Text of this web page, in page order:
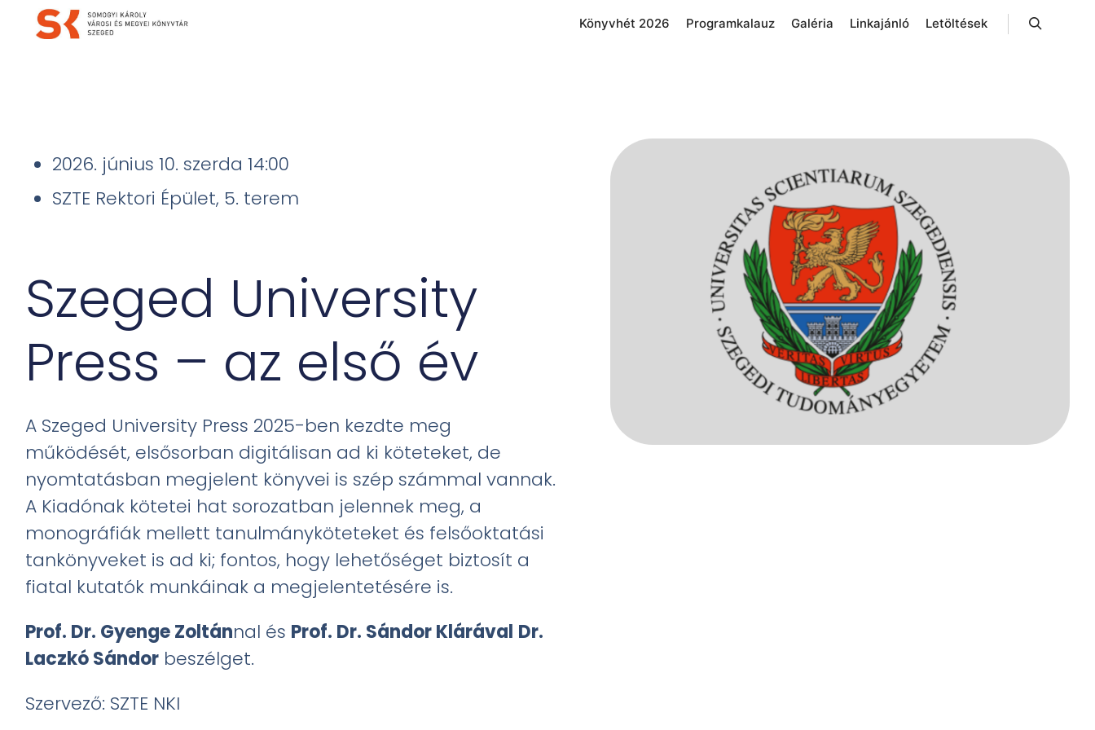
Könyvhét 2026 Programkalauz Galéria Linkajánló Letöltések
2026. június 10. szerda 14:00
SZTE Rektori Épület, 5. terem
Szeged University
Press – az első év
A Szeged University Press 2025-ben kezdte meg
működését, elsősorban digitálisan ad ki köteteket, de
nyomtatásban megjelent könyvei is szép számmal vannak.
A Kiadónak kötetei hat sorozatban jelennek meg, a
monográfiák mellett tanulmányköteteket és felsőoktatási
tankönyveket is ad ki; fontos, hogy lehetőséget biztosít a
fiatal kutatók munkáinak a megjelentetésére is.
Prof. Dr. Gyenge Zoltánnal és Prof. Dr. Sándor Klárával Dr.
Laczkó Sándor beszélget.
Szervező: SZTE NKI